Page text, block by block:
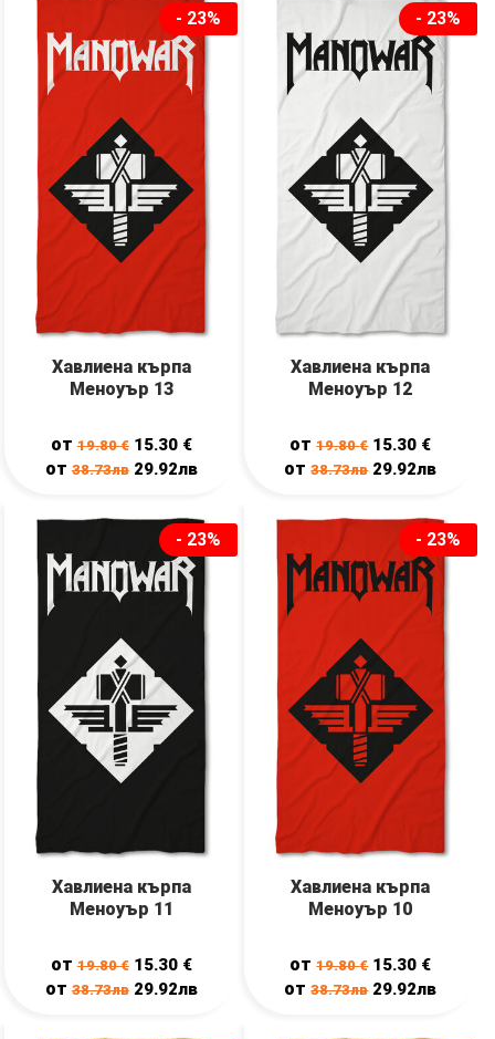
- 23%
Хавлиена кърпа
Меноуър 13
от19.80€ 15.30 €
от38.73лв 29.92лв
- 23%
Хавлиена кърпа
Меноуър 12
от19.80€ 15.30 €
от38.73лв 29.92лв
- 23%
Хавлиена кърпа
Меноуър 11
от19.80€ 15.30 €
от38.73лв 29.92лв
- 23%
Хавлиена кърпа
Меноуър 10
от19.80€ 15.30 €
от38.73лв 29.92лв